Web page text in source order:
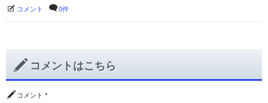
コメント 0件
コメントはこちら
コメント *